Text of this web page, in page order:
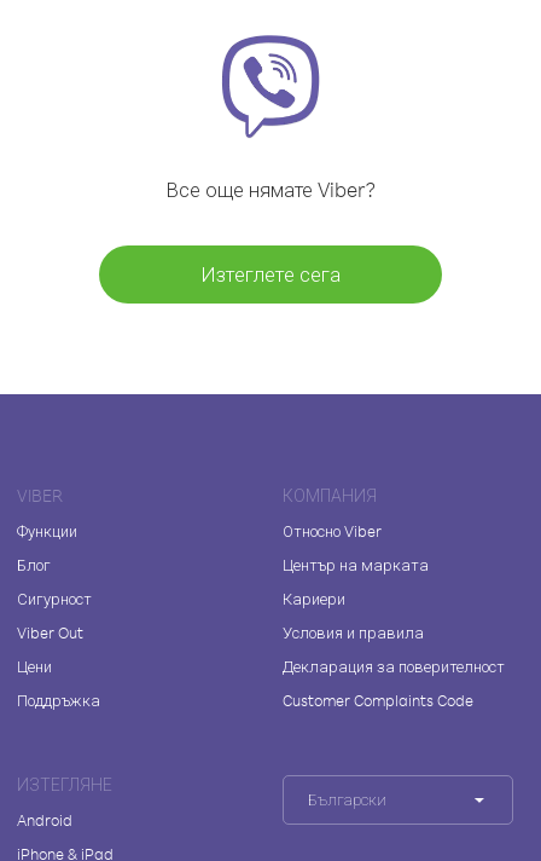
Все още нямате Viber?
Изтеглете сега
VIBER
Функции
Блог
Сигурност
Viber Out
Цени
Поддръжка
КОМПАНИЯ
Относно Viber
Център на марката
Кариери
Условия и правила
Декларация за поверителност
Customer Complaints Code
ИЗТЕГЛЯНЕ
Android
iPhone & iPad
Български